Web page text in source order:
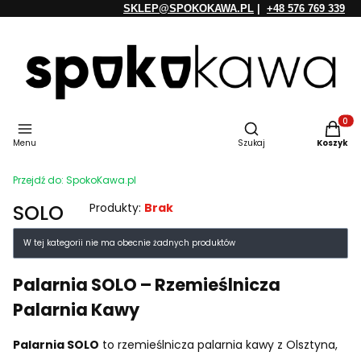
SKLEP@SPOKOKAWA.PL +48 576 769 339
Menu
Otwórz wyszukiwarkę
Szukaj Koszyk
Przejdź do: SpokoKawa.pl
SOLO Produkty: Brak
Lista produktów
W tej kategorii nie ma obecnie żadnych produktów
Palarnia SOLO – Rzemieślnicza
Palarnia Kawy
Palarnia SOLO to rzemieślnicza palarnia kawy z Olsztyna,